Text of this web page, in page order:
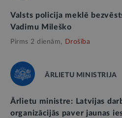
Valsts policija meklē
Vadimu Mileško
Pirms 2 dienām, Drošība
ĀRLIETU MINISTRIJA
Ārlietu ministre: Latvijas
organizācijās paver jaunas